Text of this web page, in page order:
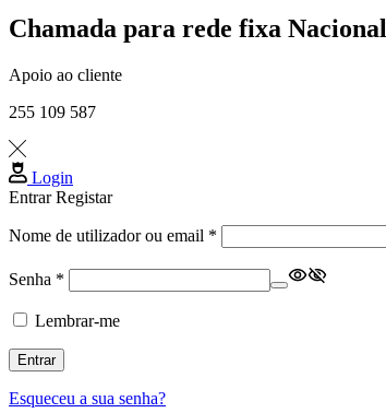
Chamada para rede fixa Nacional
Apoio ao cliente
255 109 587
Login
EntrarRegistar
Nome de utilizador ou email *
Senha * Obrigatório
Lembrar-me
Entrar
Esqueceu a sua senha?